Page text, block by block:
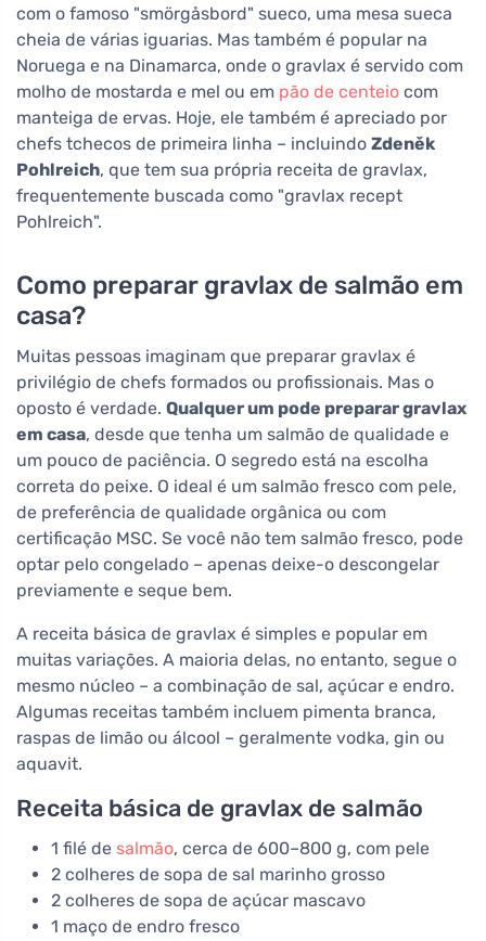
com o famoso "smörgåsbord" sueco, uma mesa sueca
cheia de várias iguarias. Mas também é popular na
Noruega e na Dinamarca, onde o gravlax é servido com
molho de mostarda e mel ou em pão de centeio com
manteiga de ervas. Hoje, ele também é apreciado por
chefs tchecos de primeira linha – incluindo Zdeněk
Pohlreich, que tem sua própria receita de gravlax,
frequentemente buscada como "gravlax recept
Pohlreich".
Como preparar gravlax de salmão em
casa?
Muitas pessoas imaginam que preparar gravlax é
privilégio de chefs formados ou profissionais. Mas o
oposto é verdade. Qualquer um pode preparar gravlax
em casa, desde que tenha um salmão de qualidade e
um pouco de paciência. O segredo está na escolha
correta do peixe. O ideal é um salmão fresco com pele,
de preferência de qualidade orgânica ou com
certificação MSC. Se você não tem salmão fresco, pode
optar pelo congelado – apenas deixe-o descongelar
previamente e seque bem.
A receita básica de gravlax é simples e popular em
muitas variações. A maioria delas, no entanto, segue o
mesmo núcleo – a combinação de sal, açúcar e endro.
Algumas receitas também incluem pimenta branca,
raspas de limão ou álcool – geralmente vodka, gin ou
aquavit.
Receita básica de gravlax de salmão
1 filé de salmão, cerca de 600–800 g, com pele
2 colheres de sopa de sal marinho grosso
2 colheres de sopa de açúcar mascavo
1 maço de endro fresco